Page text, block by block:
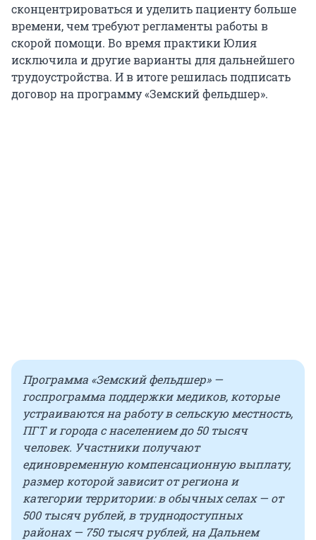
сконцентрироваться и уделить пациенту больше
времени, чем требуют регламенты работы в
скорой помощи. Во время практики Юлия
исключила и другие варианты для дальнейшего
трудоустройства. И в итоге решилась подписать
договор на программу «Земский фельдшер».
Программа «Земский фельдшер» —
госпрограмма поддержки медиков, которые
устраиваются на работу в сельскую местность,
ПГТ и города с населением до50 тысяч
человек. Участники получают
единовременную компенсационную выплату,
размер которой зависит от региона и
категории территории: в обычных селах — от
500 тысяч рублей, в труднодоступных
районах — 750 тысяч рублей, на Дальнем